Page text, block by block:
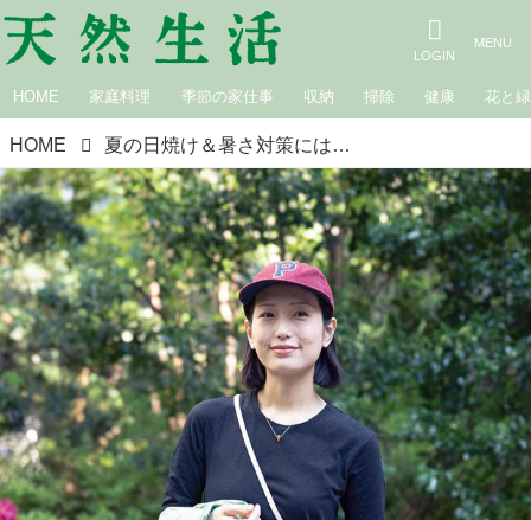
HOME 家庭料理 季節の家仕事 収納 掃除 健康 花と緑
HOME 夏の日焼け＆暑さ対策には「風通しのいい長袖」が重宝。料理家・長谷川あかりさんの“夏の装い”3つのアイデア